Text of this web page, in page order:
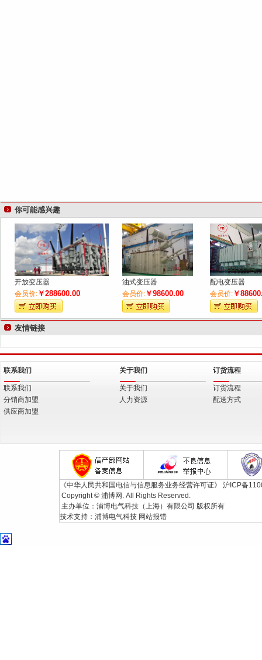
你可能感兴趣
开放变压器
会员价:￥288600.00
油式变压器
会员价: ￥98600.00
配电变压器
会员价: ￥
友情链接
联系我们
联系我们
分销商加盟
供应商加盟
关于我们
关于我们
人力资源
订货流程
订货流程
配送方式
《中华人民共和国电信与信息服务业务经营许可证》 沪ICP备
Copyright © 浦博网. All Rights Reserved.
主办单位：浦博电气科技（上海）有限公司 版权所有
技术支持： 浦博电气科技 网站报错